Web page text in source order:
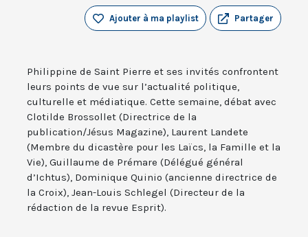
Partager
Ajouter à ma playlist
Philippine de Saint Pierre et ses invités confrontent
leurs points de vue sur l’actualité politique,
culturelle et médiatique. Cette semaine, débat avec
Clotilde Brossollet (Directrice de la
publication/Jésus Magazine), Laurent Landete
(Membre du dicastère pour les Laïcs, la Famille et la
Vie), Guillaume de Prémare (Délégué général
d’Ichtus), Dominique Quinio (ancienne directrice de
la Croix), Jean-Louis Schlegel (Directeur de la
rédaction de la revue Esprit).